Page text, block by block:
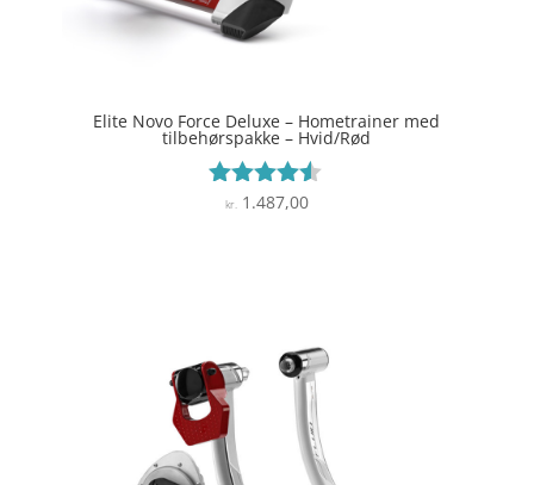
Elite Novo Force Deluxe – Hometrainer med
tilbehørspakke – Hvid/Rød
Vurderet
kr.1.487,00